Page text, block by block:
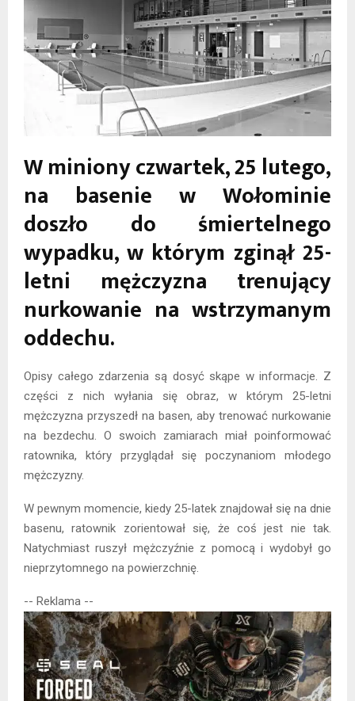
W miniony czwartek, 25 lutego,
na basenie w Wołominie
doszło do śmiertelnego
wypadku, w którym zginął 25-
letni mężczyzna trenujący
nurkowanie na wstrzymanym
oddechu.
Opisy całego zdarzenia są dosyć skąpe w informacje. Z
części z nich wyłania się obraz, w którym 25-letni
mężczyzna przyszedł na basen, aby trenować nurkowanie
na bezdechu. O swoich zamiarach miał poinformować
ratownika, który przyglądał się poczynaniom młodego
mężczyzny.
W pewnym momencie, kiedy 25-latek znajdował się na dnie
basenu, ratownik zorientował się, że coś jest nie tak.
Natychmiast ruszył mężczyźnie z pomocą i wydobył go
nieprzytomnego na powierzchnię.
-- Reklama --